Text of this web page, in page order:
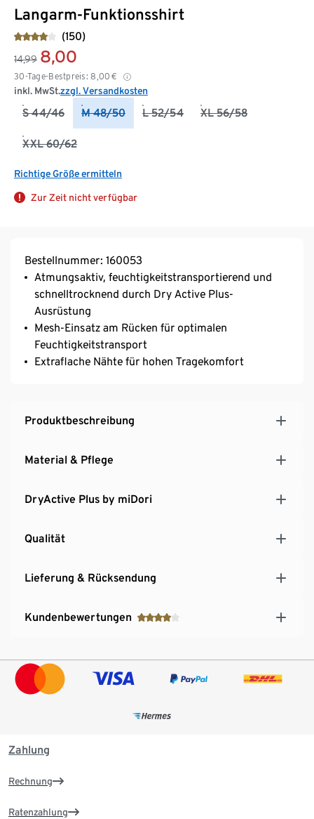
Langarm-Funktionsshirt
(150)
14,99 8,00
30-Tage-Bestpreis: 8,00 €
inkl. MwSt.zzgl. Versandkosten
S 44/46 M 48/50 L 52/54 XL 56/58
XXL 60/62
Richtige Größe ermitteln
Zur Zeit nicht verfügbar
Bestellnummer: 160053
Atmungsaktiv, feuchtigkeitstransportierend und
schnelltrocknend durch Dry Active Plus-
Ausrüstung
Mesh-Einsatz am Rücken für optimalen
Feuchtigkeitstransport
Extraflache Nähte für hohen Tragekomfort
Produktbeschreibung
Material & Pflege
DryActive Plus by miDori
Qualität
Lieferung & Rücksendung
Kundenbewertungen
Zahlung
Rechnung
Ratenzahlung